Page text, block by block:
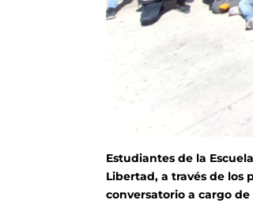
Estudiantes de la
Libertad, a través de
conversatorio a cargo de